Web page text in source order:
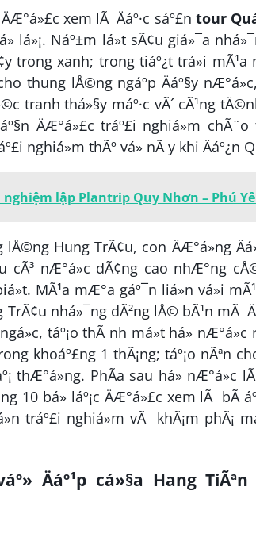
xem lÃ Äáº·c sáº£n tour
lá»¡. Náº±m lá»t sÃ¢u giá»¯a
trong xanh; trong tiáº¿t trá»i mÃ¹a
thung lÅ©ng ngáº­p Äáº§y
tranh thá»§y máº·c vÃ´ cÃ¹ng
ÄÆ°á»£c tráº£i nghiá»m chÃ¨o
nghiá»m thÃº vá» nÃ y khi
lập Plantrip Quy Nhơn – Phú
lÅ©ng Hung TrÃ¢u, con ÄÆ°á»ng
cÃ³ nÆ°á»c dÃ¢ng cao nhÆ°ng
MÃ¹a mÆ°a gáº¯n liá»n vá»i
nhá»¯ng dÃ²ng lÅ© bÃ¹n mÃ
táº¡o thÃ nh má»t há»
khoáº£ng 1 thÃ¡ng; táº¡o nÃªn
láº¡ thÆ°á»ng. PhÃ­a sau há»
10 bá» láº¡c ÄÆ°á»£c xem lÃ bÃ­
tráº£i nghiá»m vÃ khÃ¡m phÃ¡
Äáº¹p cá»§a Hang